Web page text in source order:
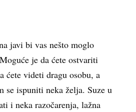
javi bi vas nešto moglo
je da ćete ostvariti
ćete videti dragu osobu, a
se ispuniti neka želja. Suze u
i neka razočarenja, lažna